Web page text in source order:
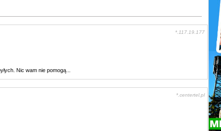
*.117.19.177
Nic wam nie pomogą...
*.centertel.pl